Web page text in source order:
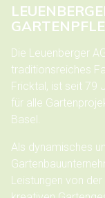
Die Leuenberger
traditionsreiches
Fricktal, ist seit 79
für alle
Basel.
Als dynamisches
Leistungen von der